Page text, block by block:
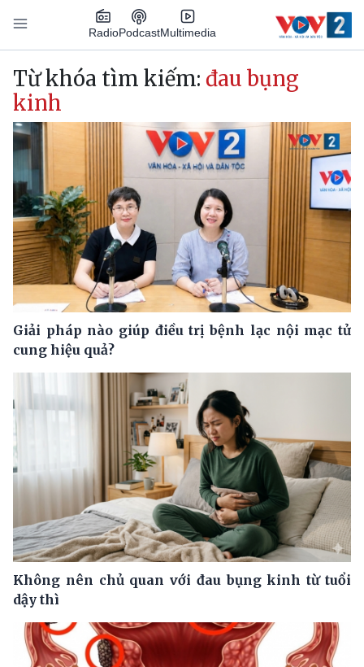
Nhảy đến nội dung
RadioPodcastMultimedia
Main navigation
Từ khóa tìm kiếm: đau bụng
kinh
Giải pháp nào giúp điều trị bệnh lạc nội mạc tử
cung hiệu quả?
Không nên chủ quan với đau bụng kinh từ tuổi
dậy thì